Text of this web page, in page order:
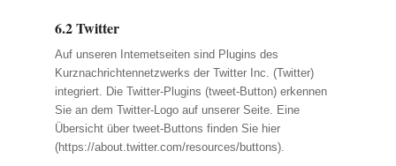
6.2 Twitter
Auf unseren Intemetseiten sind Plugins des
Kurznachrichtennetzwerks der Twitter Inc. (Twitter)
integriert. Die Twitter-Plugins (tweet-Button) erkennen
Sie an dem Twitter-Logo auf unserer Seite. Eine
Übersicht über tweet-Buttons finden Sie hier
(https://about.twitter.com/resources/buttons).